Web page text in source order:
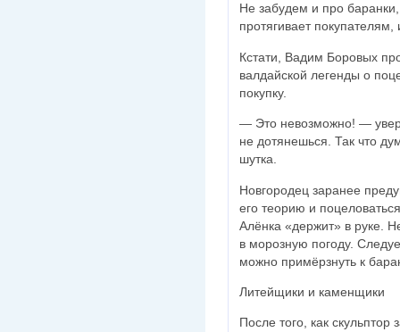
Не забудем и про
протягивает покупателям,
Кстати, Вадим Боровых
валдайской легенды о
покупку.
— Это невозможно! —
не дотянешься. Так что
шутка.
Новгородец заранее
его теорию и
Алёнка «держит» в руке.
в морозную погоду.
можно примёрзнуть к
Литейщики и каменщики
После того, как